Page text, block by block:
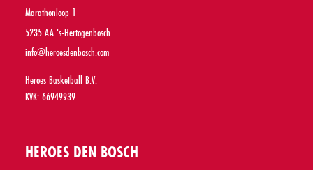
Marathonloop 1
5235 AA 's-Hertogenbosch
info@heroesdenbosch.com
Heroes Basketball B.V.
KVK: 66949939
HEROES DEN BOSCH